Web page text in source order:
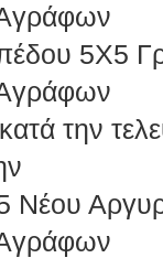
5Χ5
κατά την